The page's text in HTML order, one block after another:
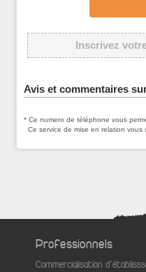
Inscrivez
Avis et commentaires
* Ce numero de téléphone vous
Ce service de mise en relation
Professionnels
Commercialisation